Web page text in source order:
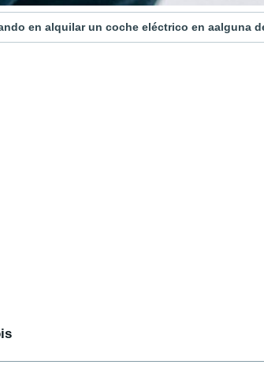
en alquilar un coche eléctrico en aalguna